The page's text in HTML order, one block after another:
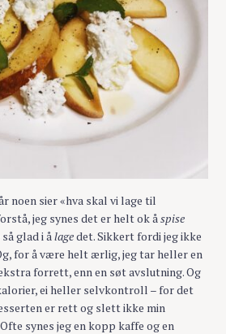
noen sier «hva skal vi lage til
jeg synes det er helt ok åspise
glad i ålagedet. Sikkert fordi jeg ikke
for å være helt ærlig, jeg tar heller en
forrett, enn en søt avslutning. Og
ei heller selvkontroll – for det
er rett og slett ikke min
synes jeg en kopp kaffe og en